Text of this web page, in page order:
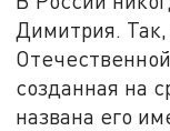
Димитрия.
созданная на
названа его